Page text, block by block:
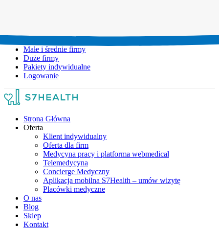
Małe i średnie firmy
Duże firmy
Pakiety indywidualne
Logowanie
Strona Główna
Oferta
Klient indywidualny
Oferta dla firm
Medycyna pracy i platforma webmedical
Telemedycyna
Concierge Medyczny
Aplikacja mobilna S7Health – umów wizytę
Placówki medyczne
O nas
Blog
Sklep
Kontakt